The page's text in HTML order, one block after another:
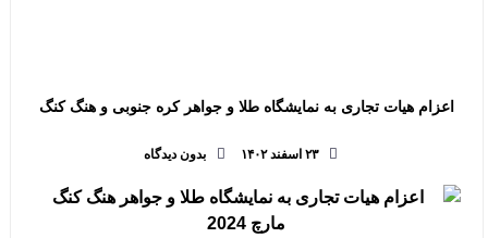
اعزام هیات تجاری به نمایشگاه طلا و جواهر کره جنوبی و هنگ کنگ
۲۳ اسفند ۱۴۰۲ بدون دیدگاه